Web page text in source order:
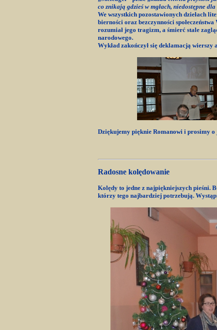
co znikają gdzieś w mgłach, niedostępne
We wszystkich pozostawionych dziełach
bierności oraz bezczynności
rozumiał jego tragizm, a śmierć stale
narodowego.
Wykład zakończył się deklamacją
Dziękujemy pięknie Romanowi i prosimy
Radosne kolędowanie
Kolędy to jedne z najpiękniejszych pieśni.
którzy tego najbardziej potrzebują.